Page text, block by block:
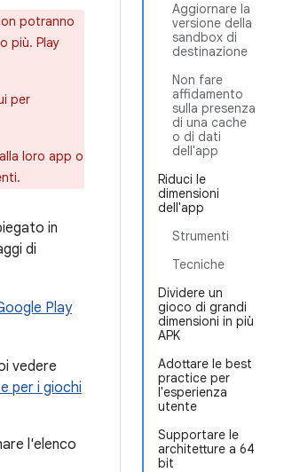
Aggiornare la
versione della
sandbox di
destinazione
Non fare
affidamento
sulla presenza
di una cache
o di dati
dell'app
Riduci le
dimensioni
dell'app
Strumenti
Tecniche
Dividere un
gioco di grandi
dimensioni in più
APK
Adottare le best
practice per
l'esperienza
utente
Supportare le
architetture a 64
bit
potranno
più. Play
per
loro app o
in
di
Play
vedere
per i giochi
l'elenco